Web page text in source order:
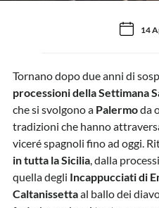
14
Tornano dopo due anni di
processioni della Settimana
che si svolgono a Palermoda
tradizioni che hanno
viceré spagnoli fino ad oggi.
in tutta la Sicilia, dalla
quella degli Incappucciati di
Caltanissettaal ballo dei